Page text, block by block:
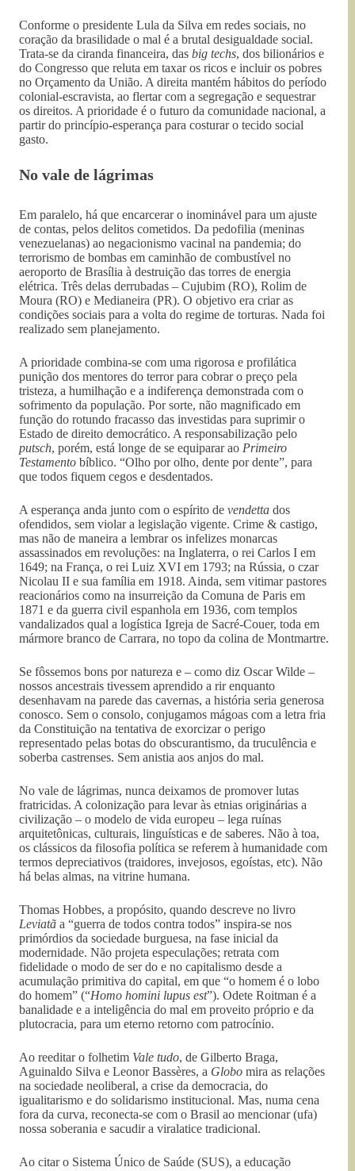
Conforme o presidente Lula da Silva em redes sociais, no
coração da brasilidade o mal é a brutal desigualdade social.
Trata-se da ciranda financeira, das big techs, dos bilionários e
do Congresso que reluta em taxar os ricos e incluir os pobres
no Orçamento da União. A direita mantém hábitos do período
colonial-escravista, ao flertar com a segregação e sequestrar
os direitos. A prioridade é o futuro da comunidade nacional, a
partir do princípio-esperança para costurar o tecido social
gasto.
No vale de lágrimas
Em paralelo, há que encarcerar o inominável para um ajuste
de contas, pelos delitos cometidos. Da pedofilia (meninas
venezuelanas) ao negacionismo vacinal na pandemia; do
terrorismo de bombas em caminhão de combustível no
aeroporto de Brasília à destruição das torres de energia
elétrica. Três delas derrubadas – Cujubim (RO), Rolim de
Moura (RO) e Medianeira (PR). O objetivo era criar as
condições sociais para a volta do regime de torturas. Nada foi
realizado sem planejamento.
A prioridade combina-se com uma rigorosa e profilática
punição dos mentores do terror para cobrar o preço pela
tristeza, a humilhação e a indiferença demonstrada com o
sofrimento da população. Por sorte, não magnificado em
função do rotundo fracasso das investidas para suprimir o
Estado de direito democrático. A responsabilização pelo
putsch, porém, está longe de se equiparar ao Primeiro
Testamento bíblico. “Olho por olho, dente por dente”, para
que todos fiquem cegos e desdentados.
A esperança anda junto com o espírito de vendetta dos
ofendidos, sem violar a legislação vigente. Crime & castigo,
mas não de maneira a lembrar os infelizes monarcas
assassinados em revoluções: na Inglaterra, o rei Carlos I em
1649; na França, o rei Luiz XVI em 1793; na Rússia, o czar
Nicolau II e sua família em 1918. Ainda, sem vitimar pastores
reacionários como na insurreição da Comuna de Paris em
1871 e da guerra civil espanhola em 1936, com templos
vandalizados qual a logística Igreja de Sacré-Couer, toda em
mármore branco de Carrara, no topo da colina de Montmartre.
Se fôssemos bons por natureza e – como diz Oscar Wilde –
nossos ancestrais tivessem aprendido a rir enquanto
desenhavam na parede das cavernas, a história seria generosa
conosco. Sem o consolo, conjugamos mágoas com a letra fria
da Constituição na tentativa de exorcizar o perigo
representado pelas botas do obscurantismo, da truculência e
soberba castrenses. Sem anistia aos anjos do mal.
No vale de lágrimas, nunca deixamos de promover lutas
fratricidas. A colonização para levar às etnias originárias a
civilização – o modelo de vida europeu – lega ruínas
arquitetônicas, culturais, linguísticas e de saberes. Não à toa,
os clássicos da filosofia política se referem à humanidade com
termos depreciativos (traidores, invejosos, egoístas, etc). Não
há belas almas, na vitrine humana.
Thomas Hobbes, a propósito, quando descreve no livro
Leviatã a “guerra de todos contra todos” inspira-se nos
primórdios da sociedade burguesa, na fase inicial da
modernidade. Não projeta especulações; retrata com
fidelidade o modo de ser do e no capitalismo desde a
acumulação primitiva do capital, em que “o homem é o lobo
do homem” (“Homo homini lupus est”). Odete Roitman é a
banalidade e a inteligência do mal em proveito próprio e da
plutocracia, para um eterno retorno com patrocínio.
Ao reeditar o folhetim Vale tudo, de Gilberto Braga,
Aguinaldo Silva e Leonor Bassères, a Globo mira as relações
na sociedade neoliberal, a crise da democracia, do
igualitarismo e do solidarismo institucional. Mas, numa cena
fora da curva, reconecta-se com o Brasil ao mencionar (ufa)
nossa soberania e sacudir a viralatice tradicional.
Ao citar o Sistema Único de Saúde (SUS), a educação